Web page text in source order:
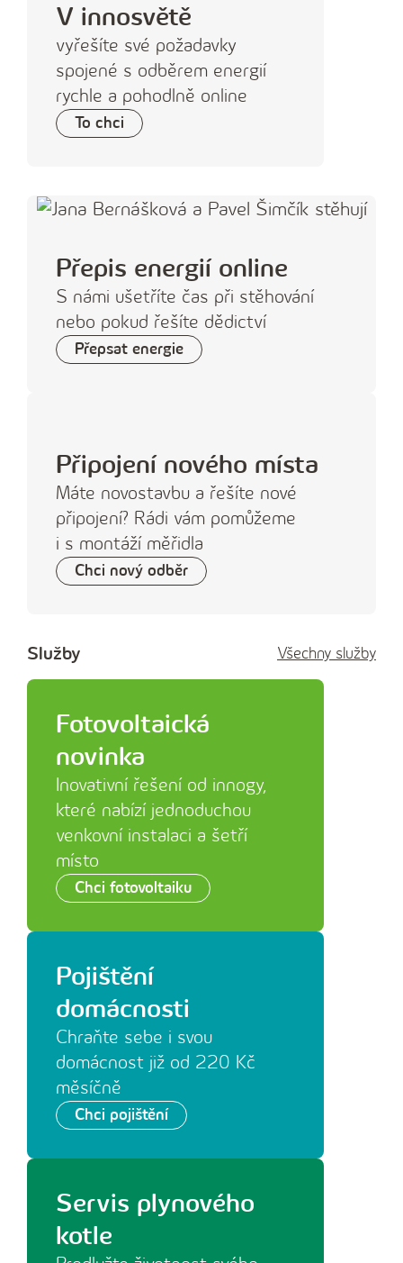
V innosvětě
vyřešíte své požadavky
spojené s odběrem energií
rychle a pohodlně online
To chci
Přepis energií online
S námi ušetříte čas při stěhování
nebo pokud řešíte dědictví
Přepsat energie
Připojení nového místa
Máte novostavbu a řešíte nové
připojení? Rádi vám pomůžeme
i s montáží měřidla
Chci nový odběr
Služby Všechny služby
Fotovoltaická
novinka
Inovativní řešení od innogy,
které nabízí jednoduchou
venkovní instalaci a šetří
místo
Chci fotovoltaiku
Pojištění
domácnosti
Chraňte sebe i svou
domácnost již od 220 Kč
měsíčně
Chci pojištění
Servis plynového
kotle